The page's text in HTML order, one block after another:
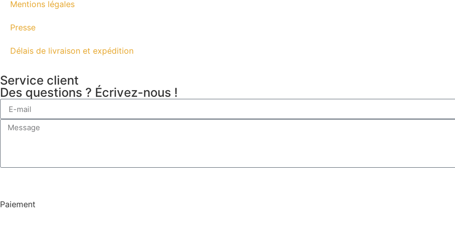
Mentions légales
Presse
Délais de livraison et expédition
Service client
Des questions ? Écrivez-nous !
Paiement